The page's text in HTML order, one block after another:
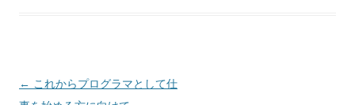
投
← これからプログラマとして仕